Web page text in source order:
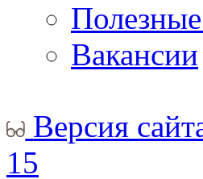
Вакансии
Версия
15